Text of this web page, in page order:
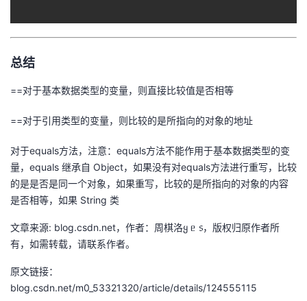
总结
==对于基本数据类型的变量，则直接比较值是否相等
==对于引用类型的变量，则比较的是所指向的对象的地址
对于equals方法，注意：equals方法不能作用于基本数据类型的变
量，equals 继承自 Object，如果没有对equals方法进行重写，比较
的是是否是同一个对象，如果重写，比较的是所指向的对象的内容
是否相等，如果 String 类
文章来源: blog.csdn.net，作者：周棋洛ყ ᥱ ᥉，版权归原作者所
有，如需转载，请联系作者。
原文链接：
blog.csdn.net/m0_53321320/article/details/124555115